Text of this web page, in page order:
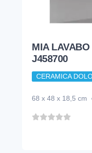
MIA
J458700
CERAMICA
68 x 48 x 18,5